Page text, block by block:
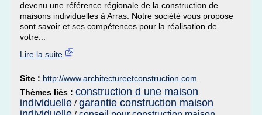
devenu une référence régionale de la construction de
maisons individuelles à Arras. Notre société vous propose
sont savoir et ses compétences pour la réalisation de
votre...
Lire la suite
Site : http://www.architectureetconstruction.com
Thèmes liés : construction d une maison
individuelle / garantie construction maison